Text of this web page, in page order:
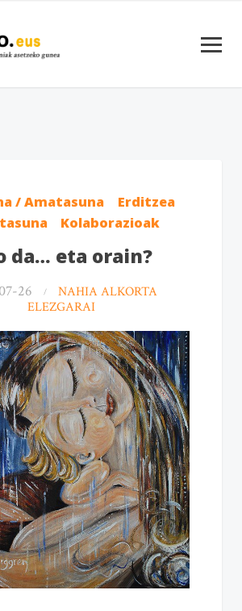
/ Amatasuna
Erditzea
Kolaborazioak
da… eta orain?
26
NAHIA ALKORTA
ELEZGARAI